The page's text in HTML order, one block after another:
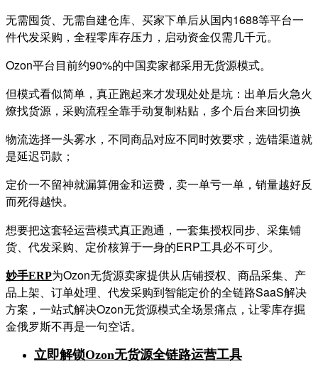
无需囤货、无需自建仓库、买家下单后从国内1688等平台一
件代发采购， 全程零库存压力，启动资金仅需几千元。
Ozon平台目前约90%的中国卖家都采用无货源模式。
但模式看似简单，真正跑起来才发现处处是坑：出单后火急火
燎找货源，采购流程全靠手动复制粘贴，多个后台来回切换
物流选择一头雾水，不同商品对应不同时效要求，选错渠道就
是延迟罚款；
定价一不留神就漏算佣金和运费，卖一单亏一单，销量越好反
而死得越快。
想要把这套轻运营模式真正跑通，一套集授权同步、采集铺
货、代发采购、定价核算于一身的ERP工具必不可少。
妙手ERP为Ozon无货源卖家提供从店铺授权、商品采集、产
品上架、订单处理、代发采购到智能定价的全链路SaaS解决
方案，一站式解决Ozon无货源模式全场景痛点，让零库存掘
金俄罗斯不再是一句空话。
立即解锁Ozon无货源全链路运营工具